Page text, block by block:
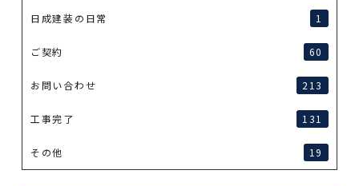
日成建装の日常 1
ご契約 60
お問い合わせ 213
工事完了 131
その他 19